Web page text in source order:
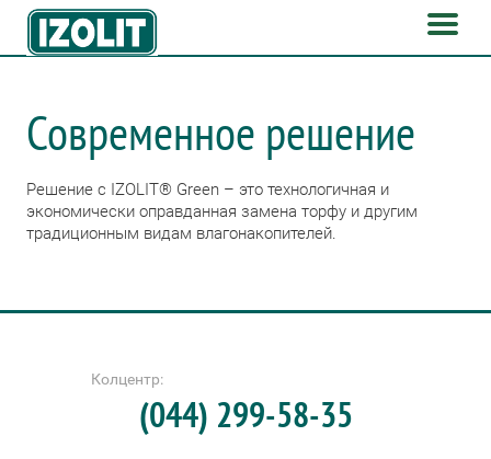
Современное решение
Решение с IZOLIT® Green – это технологичная и
экономически оправданная замена торфу и другим
традиционным видам влагонакопителей.
Колцентр:
(044) 299-58-35